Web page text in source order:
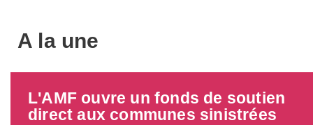
A la une
L'AMF ouvre un fonds de soutien
direct aux communes sinistrées